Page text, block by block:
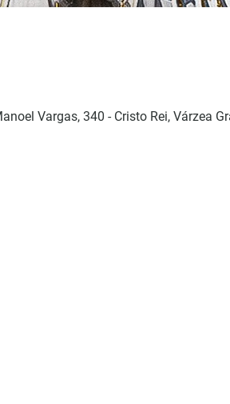
Vargas, 340 - Cristo Rei, Várzea